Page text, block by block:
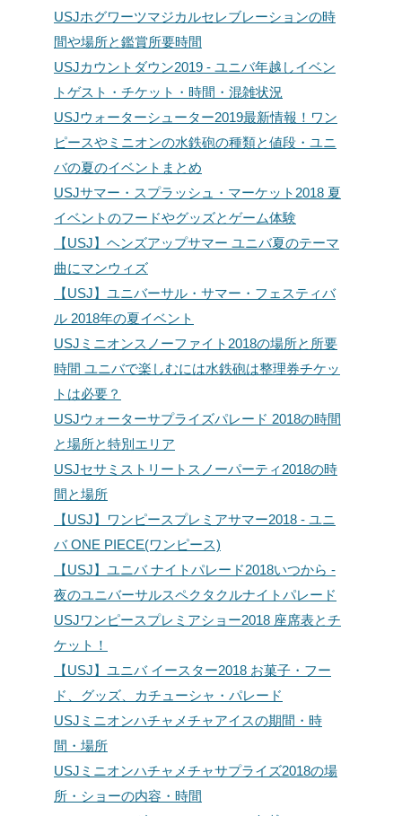
USJホグワーツマジカルセレブレーションの時
間や場所と鑑賞所要時間
USJカウントダウン2019 - ユニバ年越しイベン
トゲスト・チケット・時間・混雑状況
USJウォーターシューター2019最新情報！ワン
ピースやミニオンの水鉄砲の種類と値段・ユニ
バの夏のイベントまとめ
USJサマー・スプラッシュ・マーケット2018 夏
イベントのフードやグッズとゲーム体験
【USJ】ヘンズアップサマー ユニバ夏のテーマ
曲にマンウィズ
【USJ】ユニバーサル・サマー・フェスティバ
ル 2018年の夏イベント
USJミニオンスノーファイト2018の場所と所要
時間 ユニバで楽しむには水鉄砲は整理券チケッ
トは必要？
USJウォーターサプライズパレード 2018の時間
と場所と特別エリア
USJセサミストリートスノーパーティ2018の時
間と場所
【USJ】ワンピースプレミアサマー2018 - ユニ
バ ONE PIECE(ワンピース)
【USJ】ユニバ ナイトパレード2018いつから -
夜のユニバーサルスペクタクルナイトパレード
USJワンピースプレミアショー2018 座席表とチ
ケット！
【USJ】ユニバ イースター2018 お菓子・フー
ド、グッズ、カチューシャ・パレード
USJミニオンハチャメチャアイスの期間・時
間・場所
USJミニオンハチャメチャサプライズ2018の場
所・ショーの内容・時間